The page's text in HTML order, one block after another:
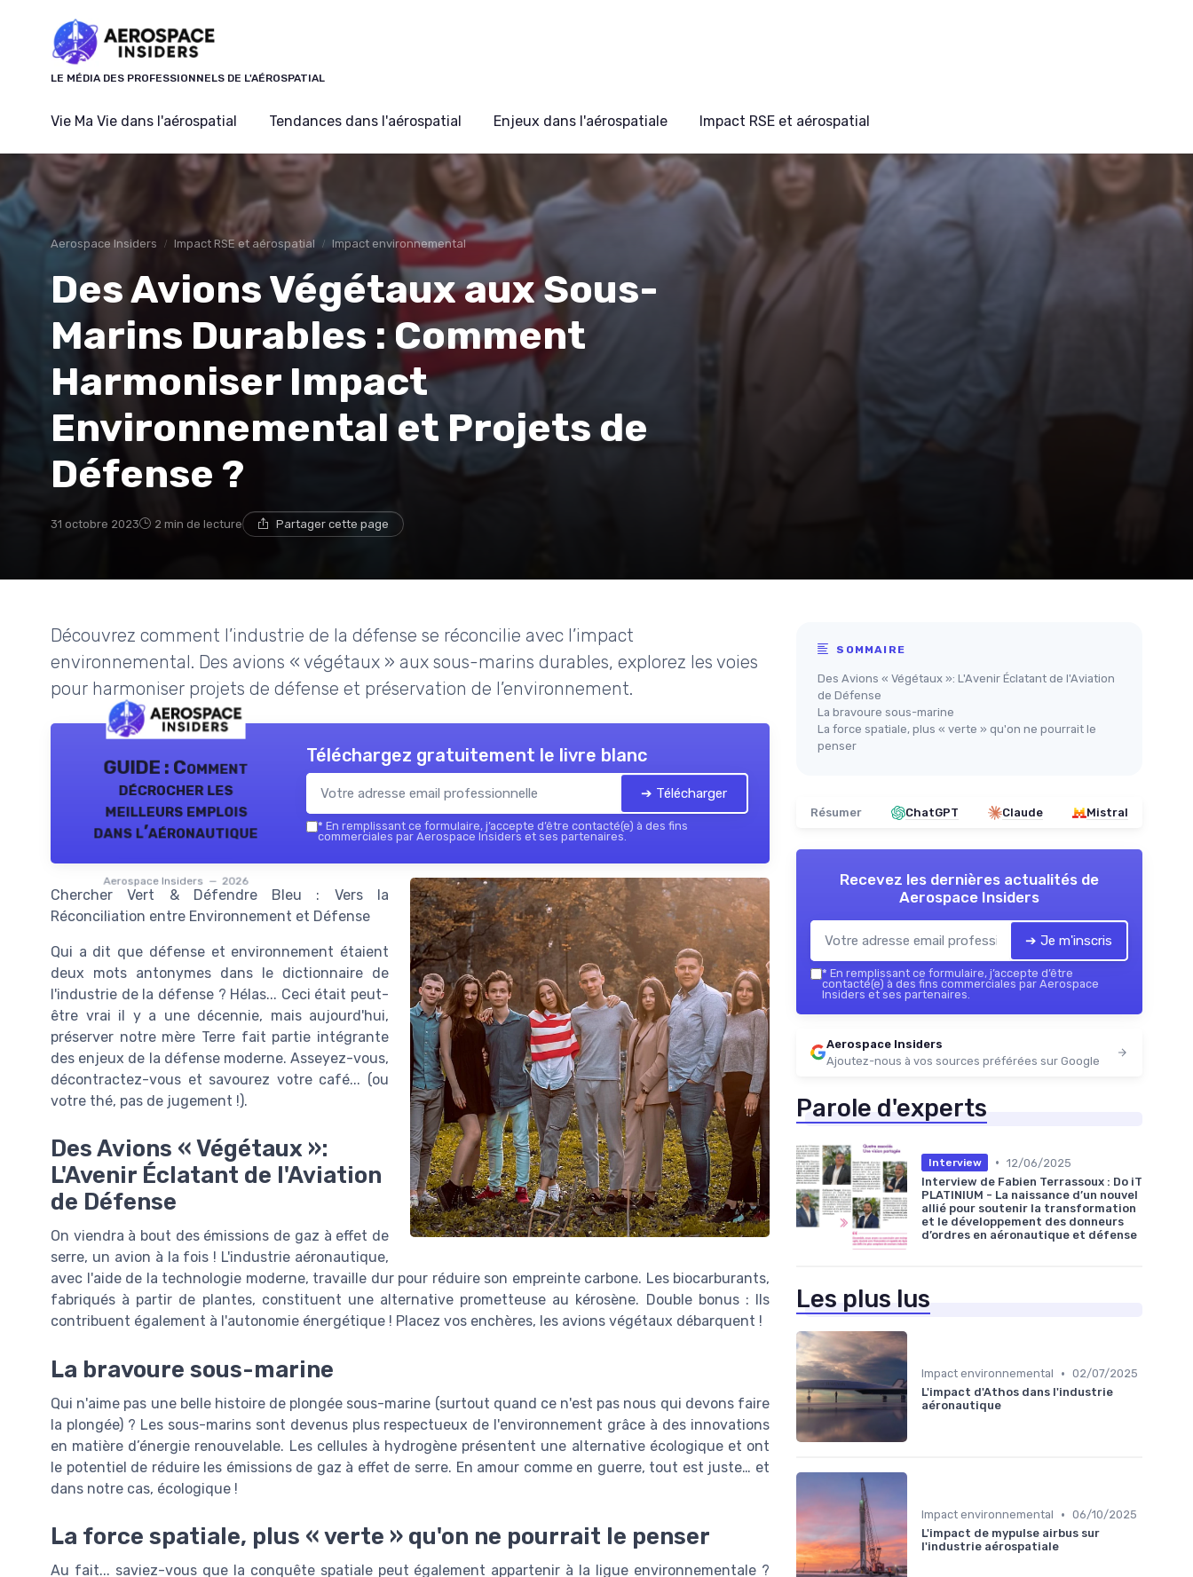
LE MÉDIA DES PROFESSIONNELS DE L'AÉROSPATIAL
Vie Ma Vie dans l'aérospatial Tendances dans l'aérospatial Enjeux dans l'aérospatiale Impact RSE et aérospatial
Aerospace Insiders Impact RSE et aérospatial Impact environnemental
Des Avions Végétaux aux Sous-
Marins Durables : Comment
Harmoniser Impact
Environnemental et Projets de
Défense ?
31 octobre 2023 2 min de lecture Partager cette page
Découvrez comment l’industrie de la défense se réconcilie avec l’impact
environnemental. Des avions « végétaux » aux sous-marins durables, explorez les voies
pour harmoniser projets de défense et préservation de l’environnement.
GUIDE : Comment
décrocher les
meilleurs emplois
dans l’aéronautique
Aerospace Insiders — 2026
Téléchargez gratuitement le livre blanc
➔ Télécharger
* En remplissant ce formulaire, j’accepte d’être contacté(e) à des fins
commerciales par Aerospace Insiders et ses partenaires.
Chercher Vert & Défendre Bleu : Vers la
Réconciliation entre Environnement et Défense
Qui a dit que défense et environnement étaient
deux mots antonymes dans le dictionnaire de
l'industrie de la défense ? Hélas... Ceci était peut-
être vrai il y a une décennie, mais aujourd'hui,
préserver notre mère Terre fait partie intégrante
des enjeux de la défense moderne. Asseyez-vous,
décontractez-vous et savourez votre café... (ou
votre thé, pas de jugement !).
Des Avions « Végétaux »:
L'Avenir Éclatant de l'Aviation
de Défense
On viendra à bout des émissions de gaz à effet de
serre, un avion à la fois ! L'industrie aéronautique,
avec l'aide de la technologie moderne, travaille dur pour réduire son empreinte carbone. Les biocarburants,
fabriqués à partir de plantes, constituent une alternative prometteuse au kérosène. Double bonus : Ils
contribuent également à l'autonomie énergétique ! Placez vos enchères, les avions végétaux débarquent !
La bravoure sous-marine
Qui n'aime pas une belle histoire de plongée sous-marine (surtout quand ce n'est pas nous qui devons faire
la plongée) ? Les sous-marins sont devenus plus respectueux de l'environnement grâce à des innovations
en matière d’énergie renouvelable. Les cellules à hydrogène présentent une alternative écologique et ont
le potentiel de réduire les émissions de gaz à effet de serre. En amour comme en guerre, tout est juste… et
dans notre cas, écologique !
La force spatiale, plus « verte » qu'on ne pourrait le penser
Au fait... saviez-vous que la conquête spatiale peut également appartenir à la ligue environnementale ?
SOMMAIRE
Des Avions « Végétaux »: L'Avenir Éclatant de l'Aviation
de Défense
La bravoure sous-marine
La force spatiale, plus « verte » qu'on ne pourrait le
penser
Résumer ChatGPT Claude Mistral
Recevez les dernières actualités de
Aerospace Insiders
➔ Je m'inscris
* En remplissant ce formulaire, j’accepte d’être
contacté(e) à des fins commerciales par Aerospace
Insiders et ses partenaires.
Aerospace Insiders
Ajoutez-nous à vos sources préférées sur Google
Parole d'experts
Interview • 12/06/2025
Interview de Fabien Terrassoux : Do iT
PLATINIUM - La naissance d’un nouvel
allié pour soutenir la transformation
et le développement des donneurs
d’ordres en aéronautique et défense
Les plus lus
Impact environnemental • 02/07/2025
L'impact d'Athos dans l'industrie
aéronautique
Impact environnemental • 06/10/2025
L'impact de mypulse airbus sur
l'industrie aérospatiale